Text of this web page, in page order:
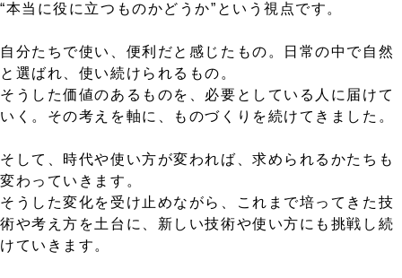
“本当に役に立つものかどうか”という視点です。
自分たちで使い、便利だと感じたもの。日常の中で自然
と選ばれ、使い続けられるもの。
そうした価値のあるものを、必要としている人に届けて
いく。その考えを軸に、ものづくりを続けてきました。
そして、時代や使い方が変われば、求められるかたちも
変わっていきます。
そうした変化を受け止めながら、これまで培ってきた技
術や考え方を土台に、新しい技術や使い方にも挑戦し続
けていきます。